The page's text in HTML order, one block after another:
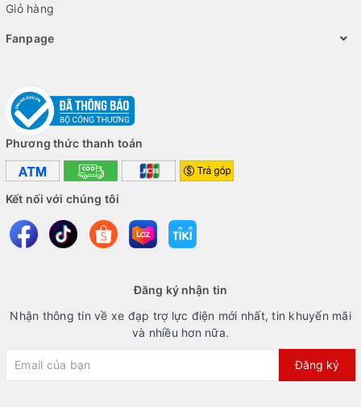
Giỏ hàng
Fanpage
Phương thức thanh toán
Kết nối với chúng tôi
Đăng ký nhận tin
Nhận thông tin về xe đạp trợ lực điện mới nhất, tin khuyến mãi
và nhiều hơn nữa.
Đăng ký